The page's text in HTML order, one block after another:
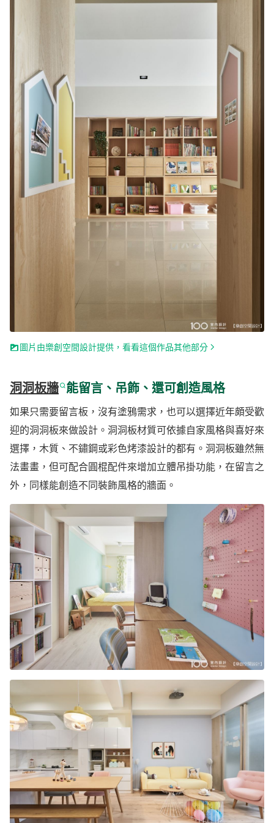
圖片由樂創空間設計提供，看看這個作品其他部分
洞洞板牆 能留言、吊飾、還可創造風格
如果只需要留言板，沒有塗鴉需求，也可以選擇近年頗受歡
迎的洞洞板來做設計。洞洞板材質可依據自家風格與喜好來
選擇，木質、不鏽鋼或彩色烤漆設計的都有。洞洞板雖然無
法畫畫，但可配合圓棍配件來增加立體吊掛功能，在留言之
外，同樣能創造不同裝飾風格的牆面。